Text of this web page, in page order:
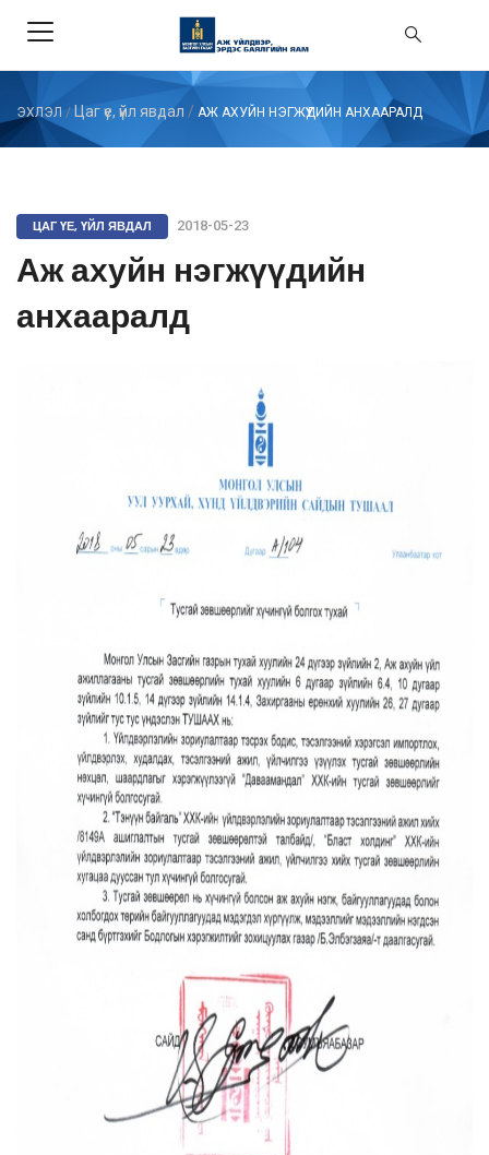
ЭХЛЭЛ / Цаг үе, үйл явдал / АЖ АХУЙН НЭГЖҮҮДИЙН АНХААРАЛД
ЦАГ ҮЕ, ҮЙЛ ЯВДАЛ 2018-05-23
Аж ахуйн нэгжүүдийн
анхааралд